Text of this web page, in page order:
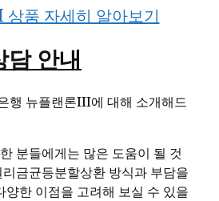
품 자세히 알아보기
담 안내
행 뉴플랜론III에 대해 소개해드
분들에게는 많은 도움이 될 것
금균등분할상환 방식과 부담을
양한 이점을 고려해 보실 수 있을